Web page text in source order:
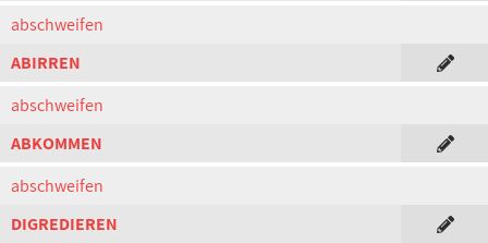
abschweifen
ABIRREN
abschweifen
ABKOMMEN
abschweifen
DIGREDIEREN